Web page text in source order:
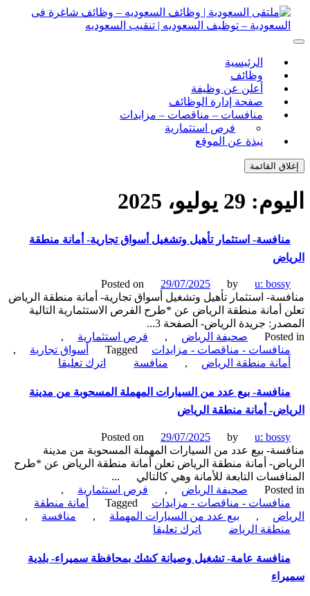
– توظيف السعوديه | تنقيب السعوديه
السعوديه | تنقيب السعوديه
الرئيسية
وظائف
أعلن عن وظيفة
صفحة إدارة الوظائف
منافسات – مناقصات – مزايدات
فرص استثمارية
نبذة عن الموقع
القائمة
29 يوليو، 2025
استثمار تأهيل وتشغيل أسواق تجارية- أمانة منطقة
Posted on 29/07/2025 by
u:
استثمار تأهيل وتشغيل أسواق تجارية- أمانة منطقة الرياض
أمانة منطقة الرياض عن *طرح الفرص الاستثمارية التالية
جريدة الرياض- الصفحة 3...
صحيفة الرياض , فرص استثمارية
,
- مناقصات - مزايدات
Tagged أسواق تجارية
,
منطقة الرياض
, منافسة اترك تعليقاon
استثمار
تأهيل
أمانة
منطقة
بيع عدد من السيارات المهملة المسحوبة من مدينة
أمانة منطقة الرياض
Posted on 29/07/2025 by
u:
بيع عدد من السيارات المهملة المسحوبة من مدينة
أمانة منطقة الرياض تعلن أمانة منطقة الرياض عن *طرح
التابعة للأمانة وهي كالتالي ...
صحيفة الرياض , فرص استثمارية
,
- مناقصات - مزايدات
Tagged
أمانة منطقة
, بيع عدد من السيارات المهملة , منافسة
,
الرياض
اترك تعليقاon
بيع
عدد
عامة- تشغيل وصيانة كشك بمحافظة سميراء- بلدية